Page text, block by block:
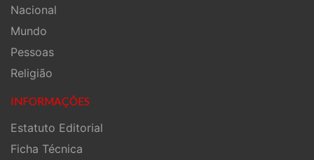
Nacional
Mundo
Pessoas
Religião
INFORMAÇÕES
Estatuto Editorial
Ficha Técnica